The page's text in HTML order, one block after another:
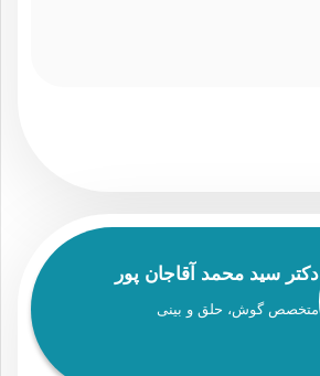
دکتر سید محمد آقاجان‌ پور
متخصص گوش، حلق و بینی